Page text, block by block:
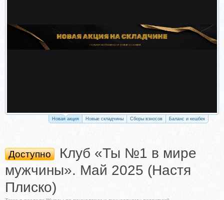
Новая акция Новые складчины Сборы взносов Баланс и кешбек
Доступно
Клуб «Ты №1 в мире
мужчины». Май 2025 (Настя
Плиско)